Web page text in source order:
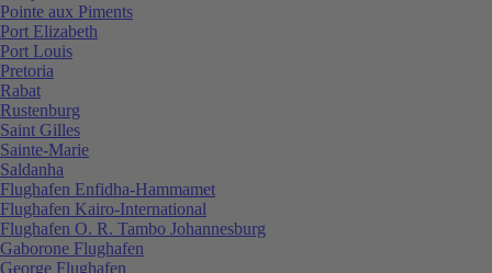
Pointe aux Piments
Port Elizabeth
Port Louis
Pretoria
Rabat
Rustenburg
Saint Gilles
Sainte-Marie
Saldanha
Flughafen Enfidha-Hammamet
Flughafen Kairo-International
Flughafen O. R. Tambo Johannesburg
Gaborone Flughafen
George Flughafen